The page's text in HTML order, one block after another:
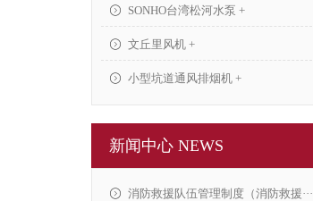
SONHO台湾松河水泵 +
文丘里风机 +
小型坑道通风排烟机 +
新闻中心 NEWS
消防救援队伍管理制度（消防救援···